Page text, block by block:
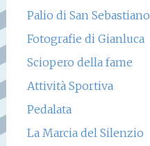
Palio di San Sebastiano
Fotografie di Gianluca
Sciopero della fame
Attività Sportiva
Pedalata
La Marcia del Silenzio